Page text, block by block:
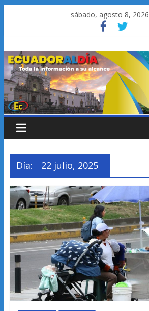
sábado, agosto 8, 2026
Día: 22 julio, 2025